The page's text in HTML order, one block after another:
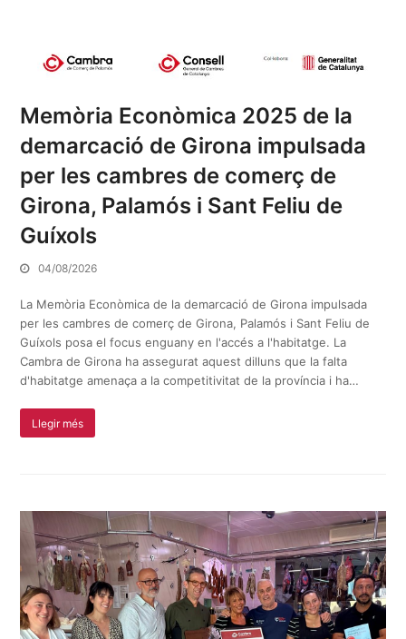
Memòria Econòmica 2025 de la
demarcació de Girona impulsada
per les cambres de comerç de
Girona, Palamós i Sant Feliu de
Guíxols
04/08/2026
La Memòria Econòmica de la demarcació de Girona impulsada
per les cambres de comerç de Girona, Palamós i Sant Feliu de
Guíxols posa el focus enguany en l'accés a l'habitatge. La
Cambra de Girona ha assegurat aquest dilluns que la falta
d'habitatge amenaça a la competitivitat de la província i ha…
Llegir més